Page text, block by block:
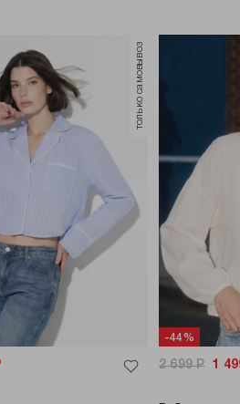
только самовывоз
-44%
2 699Р 1